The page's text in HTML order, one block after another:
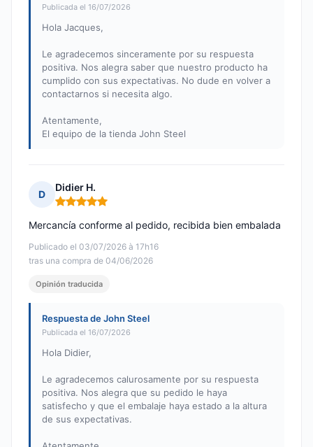
Publicada el 16/07/2026
Hola Jacques,
Le agradecemos sinceramente por su respuesta
positiva. Nos alegra saber que nuestro producto ha
cumplido con sus expectativas. No dude en volver a
contactarnos si necesita algo.
Atentamente,
El equipo de la tienda John Steel
D
Didier H.
Nota: 5 de 5
Publicado el 03/07/2026 à 17h16
tras una compra de 04/06/2026
Mercancía conforme al pedido, recibida bien embalada
Opinión traducida
Respuesta de John Steel
Publicada el 16/07/2026
Hola Didier,
Le agradecemos calurosamente por su respuesta
positiva. Nos alegra que su pedido le haya
satisfecho y que el embalaje haya estado a la altura
de sus expectativas.